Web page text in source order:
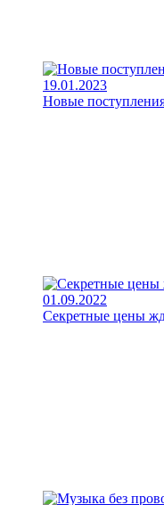
19.01.2023
Новые
01.09.2022
Секретные цены